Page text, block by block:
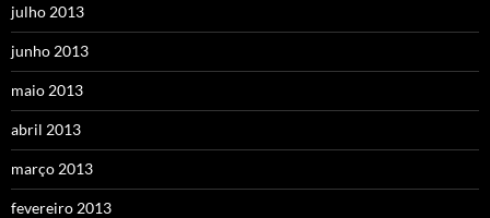
julho 2013
junho 2013
maio 2013
abril 2013
março 2013
fevereiro 2013